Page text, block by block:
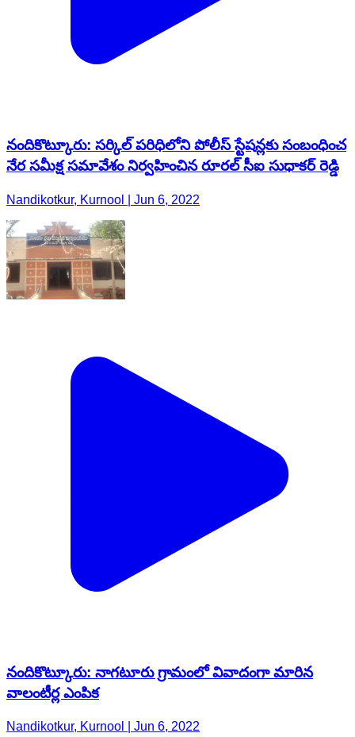
నందికొట్కూరు: సర్కిల్ పరిధిలోని పోలీస్ స్టేషన్లకు సంబంధించ
నేర సమీక్ష సమావేశం నిర్వహించిన రూరల్ సీఐ సుధాకర్ రెడ్డి
Nandikotkur, Kurnool | Jun 6, 2022
నందికొట్కూరు: నాగటూరు గ్రామంలో వివాదంగా మారిన
వాలంటీర్ల ఎంపిక
Nandikotkur, Kurnool | Jun 6, 2022